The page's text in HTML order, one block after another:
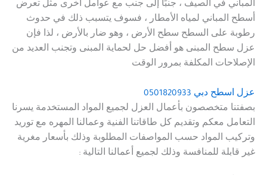
المباني في الصيف ، جنبًا إلى جنب مع عوامل أخرى مثل تعرض
أسطح المباني لمياه الأمطار ، فسوف يتسبب ذلك في حدوث
رطوبة على السطح سطح الأرض ، وهو ضار بالأرض ، لذا فإن
عزل سطح المبنى هو أفضل حل لحماية المبنى وتجنب العديد من
الإصلاحات المكلفة بمرور الوقت
عزل اسطح دبي 0501820933
بصفتنا متخصصون بأعمال العزل لجميع المواد المستخدمة يسرنا
التعامل معكم وتقديم كل طاقاتنا الفنية وعمالنا المهره مع توريد
وتركيب المواد حسب المواصفات المطلوبة وذلك بأسعار مغرية
غير قابلة للمنافسة وذلك لجميع أعمالنا التالية :